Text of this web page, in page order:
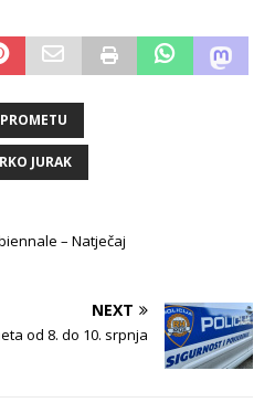
JURAK
– Natječaj
NEXT
od 8. do 10. srpnja